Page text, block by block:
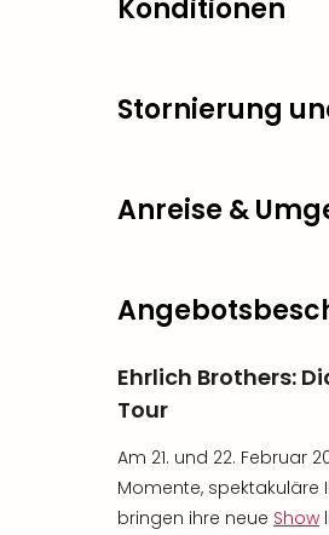
Konditionen
Stornierung
Anreise &
Ehrlich Brothers:
Tour
Am 21. und 22. Februar
Momente, spektakuläre
bringen ihre neue Show